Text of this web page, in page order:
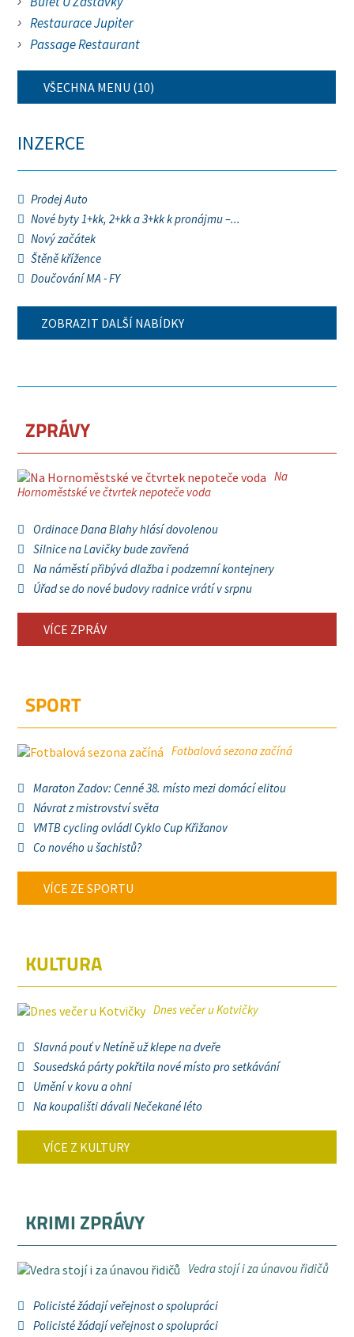
Restaurace Jupiter
Passage Restaurant
VŠECHNA MENU (10)
INZERCE
Prodej Auto
Nové byty 1+kk, 2+kk a 3+kk k pronájmu –...
Nový začátek
Štěně křížence
Doučování MA - FY
ZOBRAZIT DALŠÍ NABÍDKY
ZPRÁVY
Na
Hornoměstské ve čtvrtek nepoteče voda
Ordinace Dana Blahy hlásí dovolenou
Silnice na Lavičky bude zavřená
Na náměstí přibývá dlažba i podzemní kontejnery
Úřad se do nové budovy radnice vrátí v srpnu
VÍCE ZPRÁV
SPORT
Fotbalová sezona začíná
Maraton Zadov: Cenné 38. místo mezi domácí elitou
Návrat z mistrovství světa
VMTB cycling ovládl Cyklo Cup Křižanov
Co nového u šachistů?
VÍCE ZE SPORTU
KULTURA
Dnes večer u Kotvičky
Slavná pouť v Netíně už klepe na dveře
Sousedská párty pokřtila nové místo pro setkávání
Umění v kovu a ohni
Na koupališti dávali Nečekané léto
VÍCE Z KULTURY
KRIMI ZPRÁVY
Vedra stojí i za únavou řidičů
Policisté žádají veřejnost o spolupráci
Policisté žádají veřejnost o spolupráci